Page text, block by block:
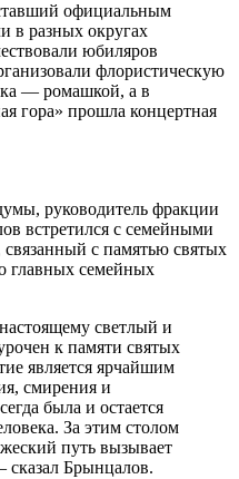
официальным
в разных округах
юбиляров
флористическую
— ромашкой, а в
гора» прошла концертная
руководитель фракции
встретился с семейными
с памятью святых
главных семейных
светлый и
к памяти святых
является ярчайшим
смирения и
была и остается
За этим столом
путь вызывает
Брынцалов.